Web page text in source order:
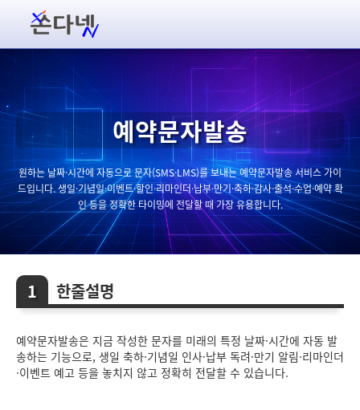
예약문자발송
원하는 날짜·시간에 자동으로 문자(SMS·LMS)를 보내는 예약문자발송 서비스 가이
드입니다. 생일·기념일·이벤트·할인·리마인더·납부·만기·축하·감사·출석·수업·예약 확
인 등을 정확한 타이밍에 전달할 때 가장 유용합니다.
한줄설명
예약문자발송은 지금 작성한 문자를 미래의 특정 날짜·시간에 자동 발
송하는 기능으로, 생일 축하·기념일 인사·납부 독려·만기 알림·리마인더
·이벤트 예고 등을 놓치지 않고 정확히 전달할 수 있습니다.